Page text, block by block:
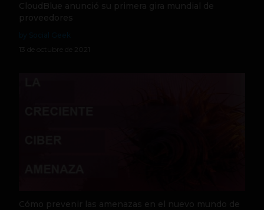
CloudBlue anunció su primera gira mundial de
proveedores
13 de octubre de 2021
Cómo prevenir las amenazas en el nuevo mundo de